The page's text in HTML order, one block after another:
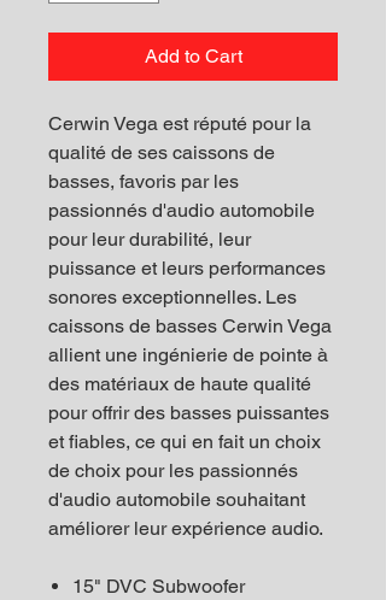
Add to Cart
Cerwin Vega est réputé pour la
qualité de ses caissons de
basses, favoris par les
passionnés d'audio automobile
pour leur durabilité, leur
puissance et leurs performances
sonores exceptionnelles. Les
caissons de basses Cerwin Vega
allient une ingénierie de pointe à
des matériaux de haute qualité
pour offrir des basses puissantes
et fiables, ce qui en fait un choix
de choix pour les passionnés
d'audio automobile souhaitant
améliorer leur expérience audio.
15" DVC Subwoofer